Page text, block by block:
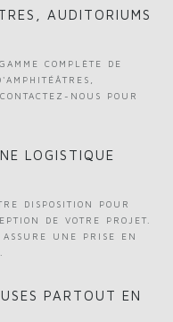
AUDITORIUMS
COMPLÈTE DE
NOUS POUR
LOGISTIQUE
DISPOSITION POUR
DE VOTRE PROJET.
ASSURE UNE PRISE EN
PARTOUT EN